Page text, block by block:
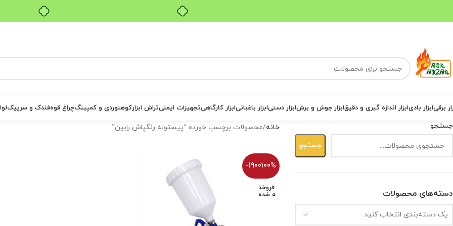
برقیابزار بادیابزار اندازه گیری و دقیقابزار جوش و برشابزار دستیابزار باغبانیابزار کارگاهیتجهیزات ایمنیتراش ابزارکوهنوردی و کمپینگچراغ قوهفندک و سرپیک
جستجو
جستجو
دسته‌های محصولات
یک دسته‌بندی انتخاب کنید
خانه محصولات برچسب خورده “پیستوله رنگپاش رابین”
-1900100%
فروخت
ه شده